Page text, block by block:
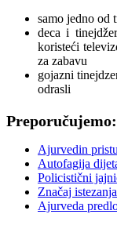
samo jedno od
deca i
koristeći
za zabavu
gojazni
odrasli
Preporučujemo:
Ajurvedin
Autofagija
Policistični
Značaj istezanja
Ajurveda